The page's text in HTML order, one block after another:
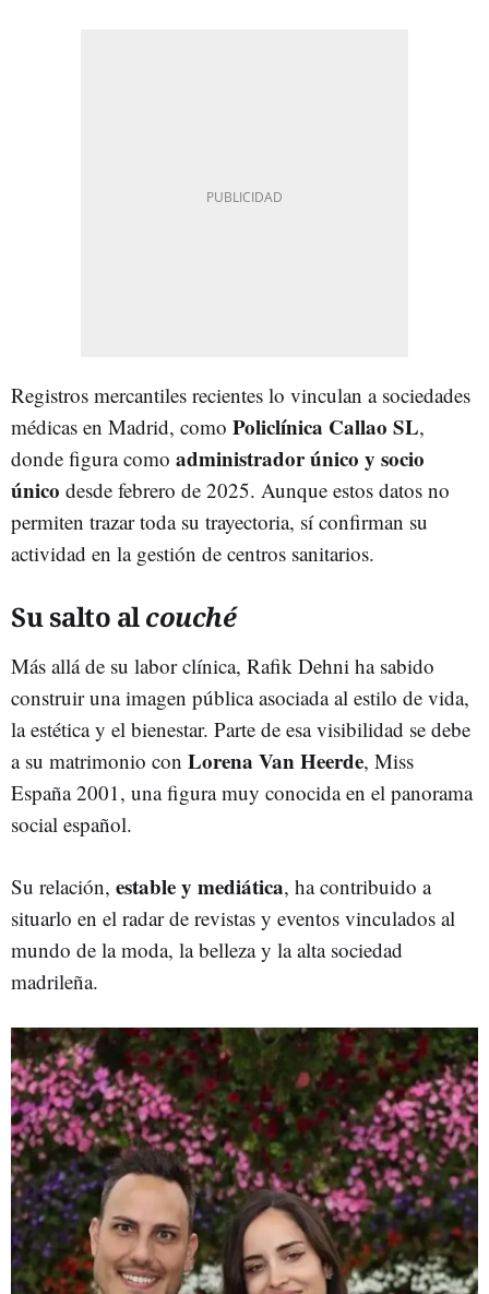
Registros mercantiles recientes lo vinculan a sociedades
médicas en Madrid, como Policlínica Callao SL,
donde figura como administrador único y socio
único desde febrero de 2025. Aunque estos datos no
permiten trazar toda su trayectoria, sí confirman su
actividad en la gestión de centros sanitarios.
Su salto alcouché
Más allá de su labor clínica, Rafik Dehni ha sabido
construir una imagen pública asociada al estilo de vida,
la estética y el bienestar. Parte de esa visibilidad se debe
a su matrimonio con Lorena Van Heerde, Miss
España 2001, una figura muy conocida en el panorama
social español.
Su relación, estable y mediática, ha contribuido a
situarlo en el radar de revistas y eventos vinculados al
mundo de la moda, la belleza y la alta sociedad
madrileña.